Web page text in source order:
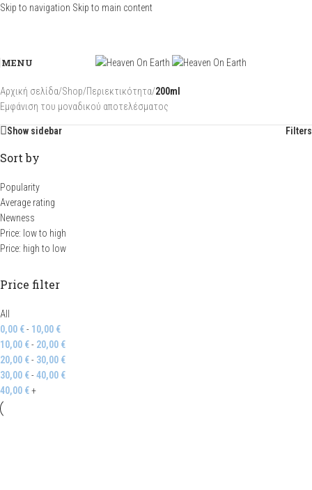
Skip to navigation Skip to main content
MENU
Αρχική σελίδα/Shop/Περιεκτικότητα/200ml
Εμφάνιση του μοναδικού αποτελέσματος
Show sidebar Filters
Sort by
Popularity
Average rating
Newness
Price: low to high
Price: high to low
Price filter
All
0,00 €- 10,00 €
10,00 €- 20,00 €
20,00 €- 30,00 €
30,00 €-40,00 €
40,00 €+